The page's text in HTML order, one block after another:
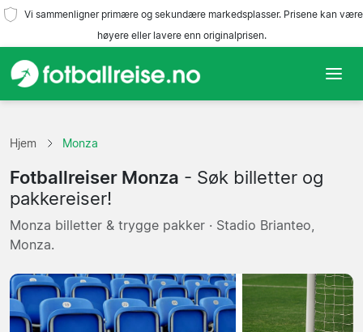
Vi sammenligner primære og sekundære markedsplasser. Prisene kan være
høyere eller lavere enn originalprisen.
Lag
Ligaer
Reisebyråer
Hjem Monza
Fotballreiser Monza - Søk billetter og
pakkereiser!
Monza billetter & trygge pakker · Stadio Brianteo,
Monza.